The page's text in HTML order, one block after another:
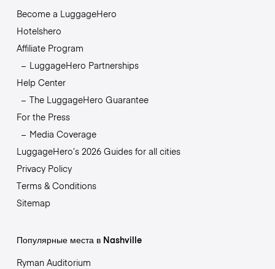
Become a LuggageHero
Hotelshero
Affiliate Program
LuggageHero Partnerships
Help Center
The LuggageHero Guarantee
For the Press
Media Coverage
LuggageHero’s 2026 Guides for all cities
Privacy Policy
Terms & Conditions
Sitemap
Популярные места в Nashville
Ryman Auditorium